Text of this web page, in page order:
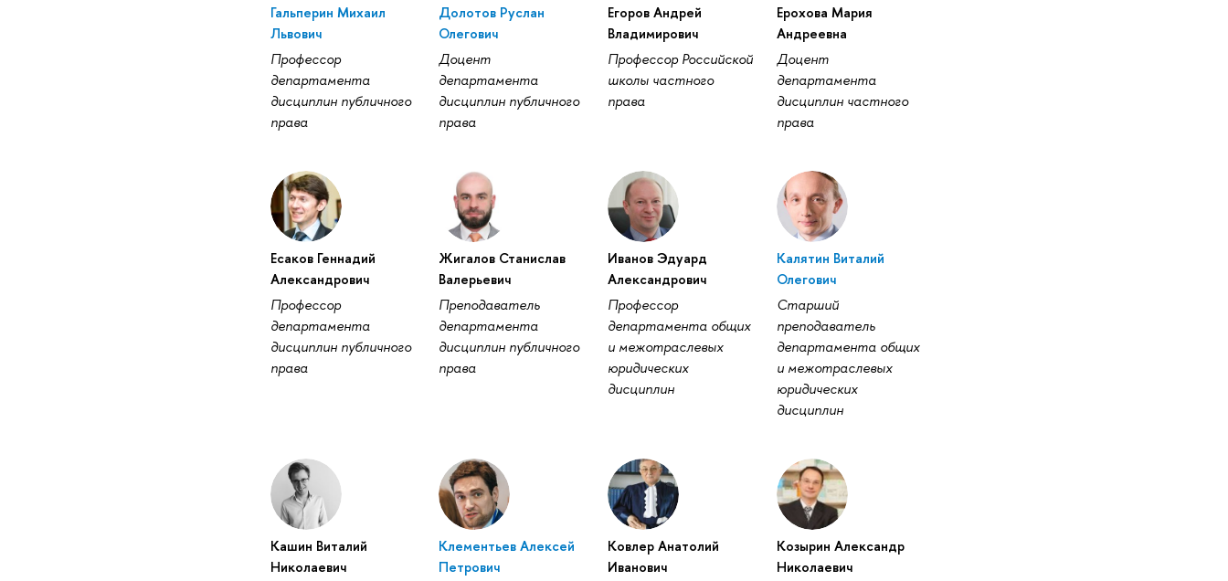
Гальперин Михаил
Львович
Профессор
департамента
дисциплин публичного
права
Долотов Руслан
Олегович
Доцент
департамента
дисциплин публичного
права
Егоров Андрей
Владимирович
Профессор Российской
школы частного
права
Ерохова Мария
Андреевна
Доцент
департамента
дисциплин частного
права
Есаков Геннадий
Александрович
Профессор
департамента
дисциплин публичного
права
Жигалов Станислав
Валерьевич
Преподаватель
департамента
дисциплин публичного
права
Иванов Эдуард
Александрович
Профессор
департамента общих
и межотраслевых
юридических
дисциплин
Калятин Виталий
Олегович
Старший
преподаватель
департамента общих
и межотраслевых
юридических
дисциплин
Кашин Виталий
Николаевич
Клементьев Алексей
Петрович
Ковлер Анатолий
Иванович
Козырин Александр
Николаевич